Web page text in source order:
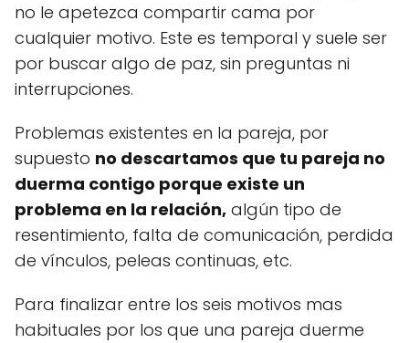
no le apetezca compartir cama por
cualquier motivo. Este es temporal y suele ser
por buscar algo de paz, sin preguntas ni
interrupciones.
Problemas existentes en la pareja, por
supuesto no descartamos que tu pareja no
duerma contigo porque existe un
problema en la relación, algún tipo de
resentimiento, falta de comunicación, perdida
de vínculos, peleas continuas, etc.
Para finalizar entre los seis motivos mas
habituales por los que una pareja duerme